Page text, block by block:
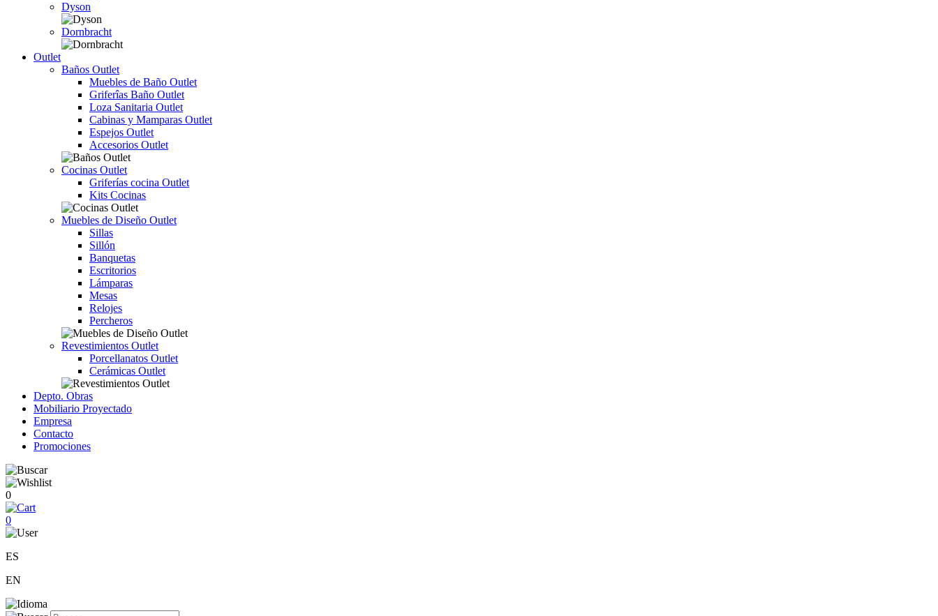
Dyson
Dornbracht
Outlet
Baños Outlet
Muebles de Baño Outlet
Griferîas Baño Outlet
Loza Sanitaria Outlet
Cabinas y Mamparas Outlet
Espejos Outlet
Accesorios Outlet
Cocinas Outlet
Griferías cocina Outlet
Kits Cocinas
Muebles de Diseño Outlet
Sillas
Sillón
Banquetas
Escritorios
Lámparas
Mesas
Relojes
Percheros
Revestimientos Outlet
Porcellanatos Outlet
Cerámicas Outlet
Depto. Obras
Mobiliario Proyectado
Empresa
Contacto
Promociones
0
0
ES
EN